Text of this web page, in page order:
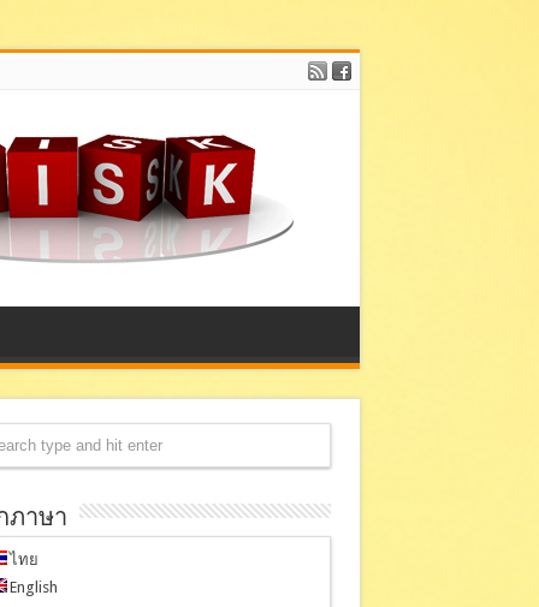
ภาษา
ไทย
English